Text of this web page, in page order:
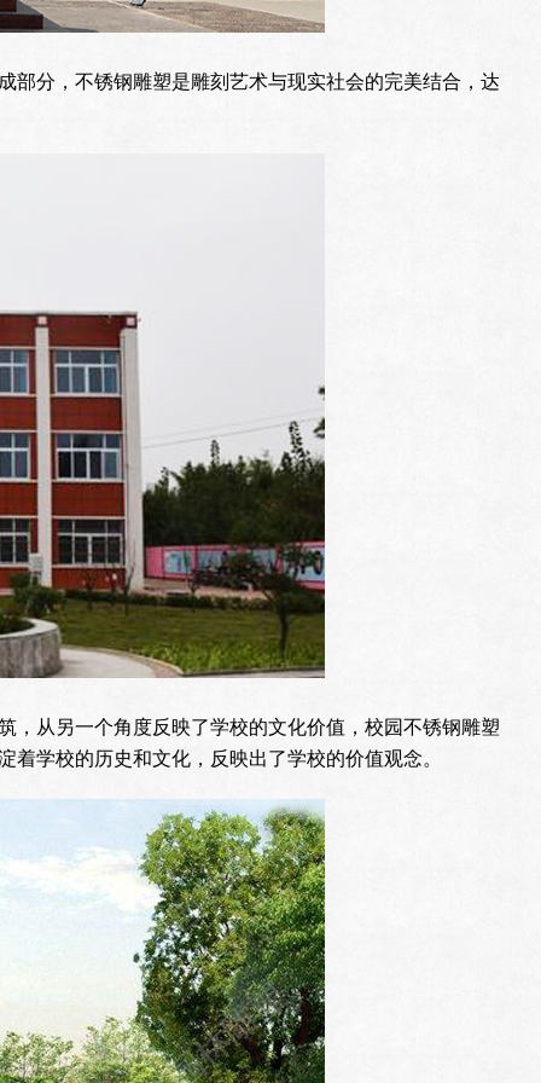
部分，不锈钢雕塑是雕刻艺术与现实社会的完美结合，达
，从另一个角度反映了学校的文化价值，校园不锈钢雕塑
学校的历史和文化，反映出了学校的价值观念。